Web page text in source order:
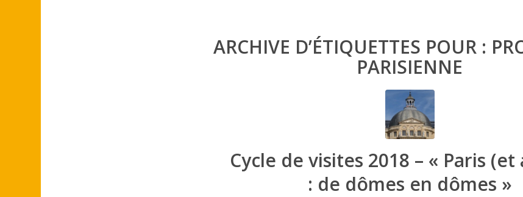
ARCHIVE D’ÉTIQUETTES POUR :
PARISIENNE
Cycle de visites 2018 – « Paris
: de dômes en dômes »